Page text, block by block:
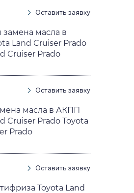
Оставить заявку
замена масла в
Land Cruiser Prado
Cruiser Prado
Оставить заявку
масла в АКПП
Cruiser Prado Toyota
Prado
Оставить заявку
Toyota Land